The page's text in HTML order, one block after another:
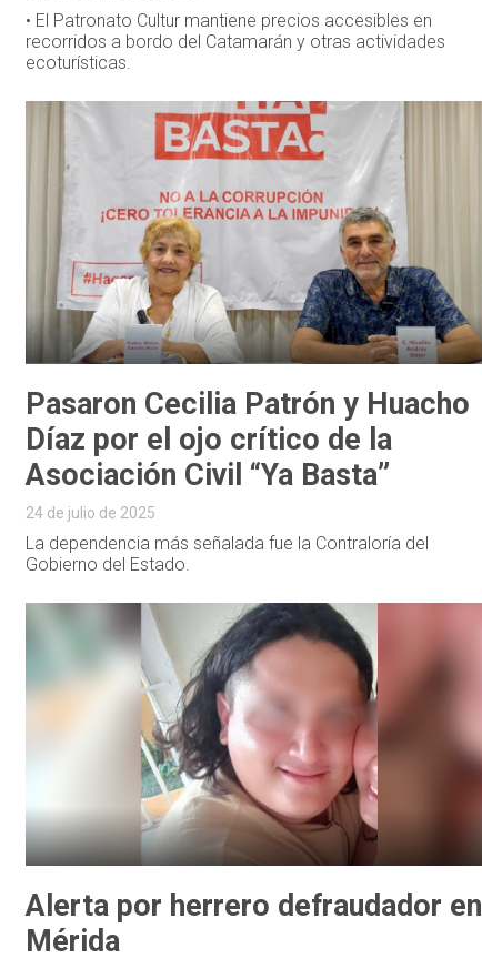
• El Patronato Cultur mantiene precios accesibles en
recorridos a bordo del Catamarán y otras actividades
ecoturísticas.
Pasaron Cecilia Patrón y Huacho
Díaz por el ojo crítico de la
Asociación Civil “Ya Basta”
24 de julio de 2025
La dependencia más señalada fue la Contraloría del
Gobierno del Estado.
Alerta por herrero defraudador en
Mérida